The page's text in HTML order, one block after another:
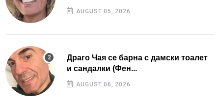
AUGUST 05, 2026
Драго Чая се барна с дамски тоалет
и сандалки (Фен...
AUGUST 06, 2026